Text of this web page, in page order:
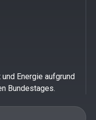
Energie aufgrund
Bundestages.